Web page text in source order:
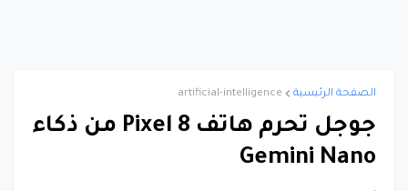
الصفحة الرئيسية artificial-intelligence
جوجل تحرم هاتف Pixel 8 من ذكاء
Gemini Nano